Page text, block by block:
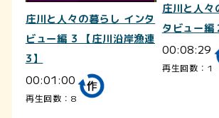
庄川と人々の暮らし インタ
ビュー編 3 【庄川沿岸漁連
3】
00:01:00
再生回数：8
庄川と人
タビュー編
00:08:29
再生回数：1